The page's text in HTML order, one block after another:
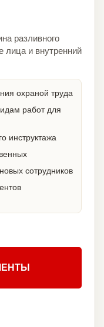
разливного
лица и внутренний
охраной труда
работ для
инструктажа
сотрудников